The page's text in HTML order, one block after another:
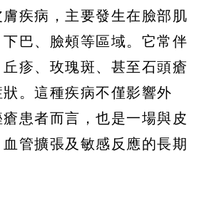
疾病，主要發生在臉部肌
巴、臉頰等區域。它常伴
疹、玫瑰斑、甚至石頭瘡
。這種疾病不僅影響外
患者而言，也是一場與皮
管擴張及敏感反應的長期